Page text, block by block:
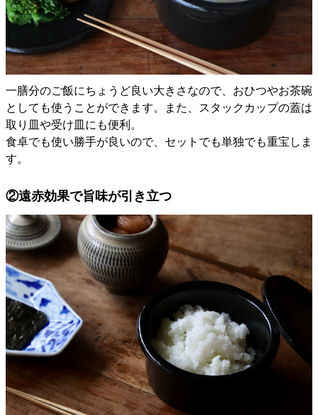
一膳分のご飯にちょうど良い大きさなので、おひつやお茶碗
としても使うことができます。また、スタックカップの蓋は
取り皿や受け皿にも便利。
食卓でも使い勝手が良いので、セットでも単独でも重宝しま
す。
②遠赤効果で旨味が引き立つ